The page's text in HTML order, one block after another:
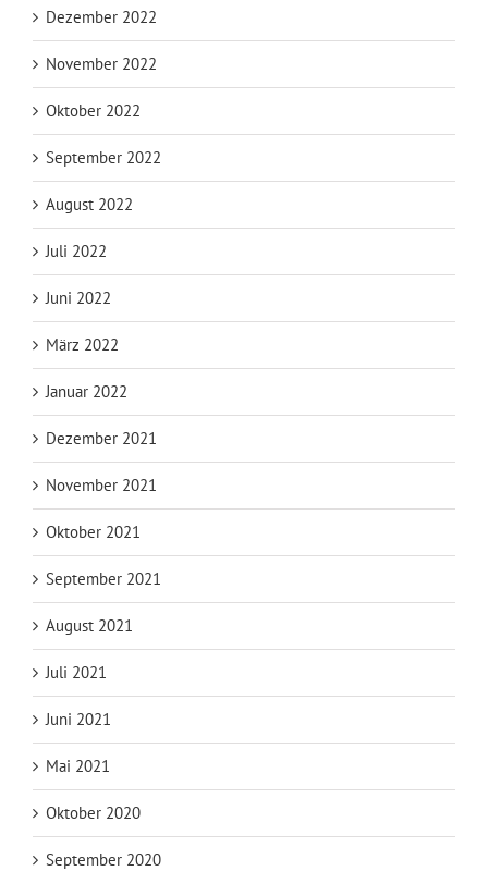
Dezember 2022
November 2022
Oktober 2022
September 2022
August 2022
Juli 2022
Juni 2022
März 2022
Januar 2022
Dezember 2021
November 2021
Oktober 2021
September 2021
August 2021
Juli 2021
Juni 2021
Mai 2021
Oktober 2020
September 2020